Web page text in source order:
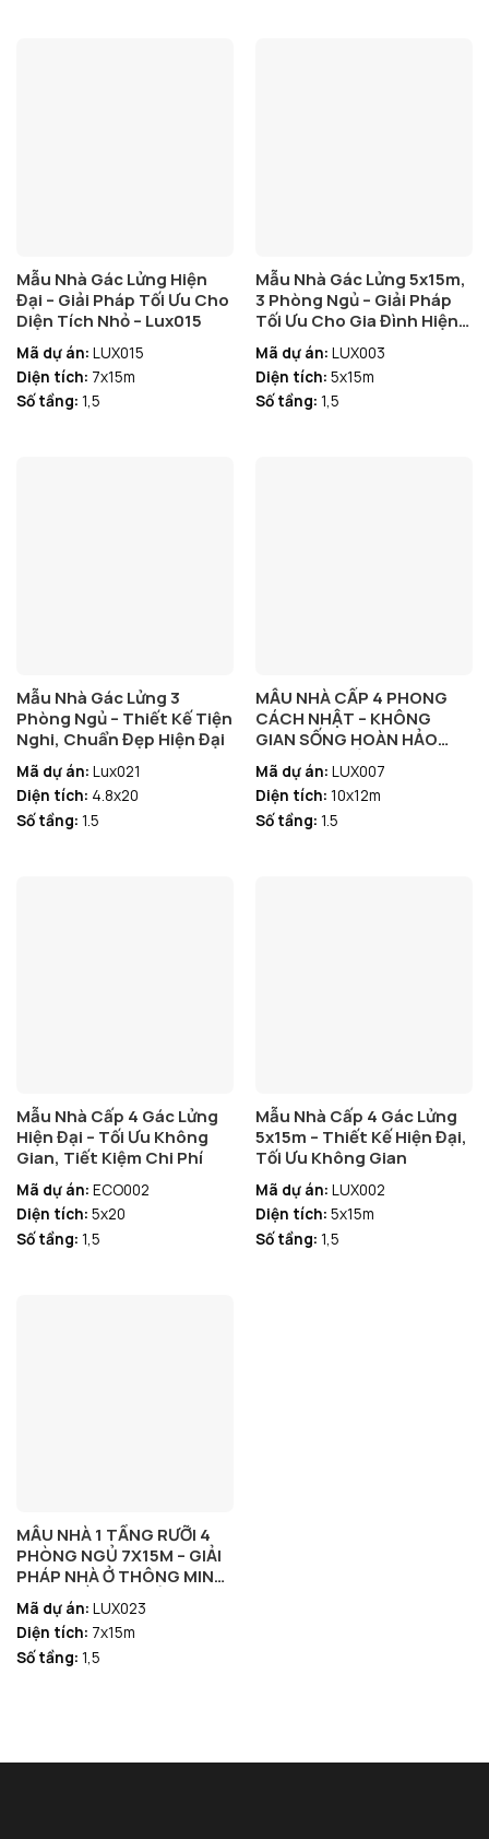
Mẫu Nhà Gác Lửng Hiện
Đại – Giải Pháp Tối Ưu Cho
Diện Tích Nhỏ – Lux015
Mã dự án: LUX015
Diện tích: 7x15m
Số tầng: 1,5
Mẫu Nhà Gác Lửng 5x15m,
3 Phòng Ngủ – Giải Pháp
Tối Ưu Cho Gia Đình Hiện
Đại – LUX003
Mã dự án: LUX003
Diện tích: 5x15m
Số tầng: 1,5
Mẫu Nhà Gác Lửng 3
Phòng Ngủ – Thiết Kế Tiện
Nghi, Chuẩn Đẹp Hiện Đại
Mã dự án: Lux021
Diện tích: 4.8x20
Số tầng: 1.5
MẪU NHÀ CẤP 4 PHONG
CÁCH NHẬT – KHÔNG
GIAN SỐNG HOÀN HẢO
CHO GIA CHỦ HIỆN ĐẠI
Mã dự án: LUX007
Diện tích: 10x12m
Số tầng: 1.5
Mẫu Nhà Cấp 4 Gác Lửng
Hiện Đại – Tối Ưu Không
Gian, Tiết Kiệm Chi Phí
Mã dự án: ECO002
Diện tích: 5x20
Số tầng: 1,5
Mẫu Nhà Cấp 4 Gác Lửng
5x15m – Thiết Kế Hiện Đại,
Tối Ưu Không Gian
Mã dự án: LUX002
Diện tích: 5x15m
Số tầng: 1,5
MẪU NHÀ 1 TẦNG RƯỠI 4
PHÒNG NGỦ 7X15M – GIẢI
PHÁP NHÀ Ở THÔNG MINH,
ĐÁNG ĐẦU TƯ CHỈ VỚI 768
TRIỆU
Mã dự án: LUX023
Diện tích: 7x15m
Số tầng: 1,5